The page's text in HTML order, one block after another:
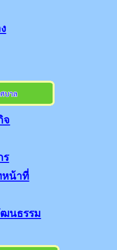
จ
ร
หน้าที่
ฒนธรรม